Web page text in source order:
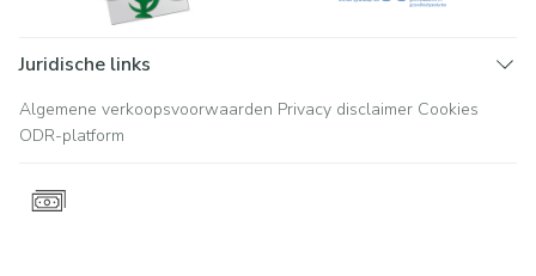
Juridische links
Algemene verkoopsvoorwaarden Privacy disclaimer Cookies
ODR-platform